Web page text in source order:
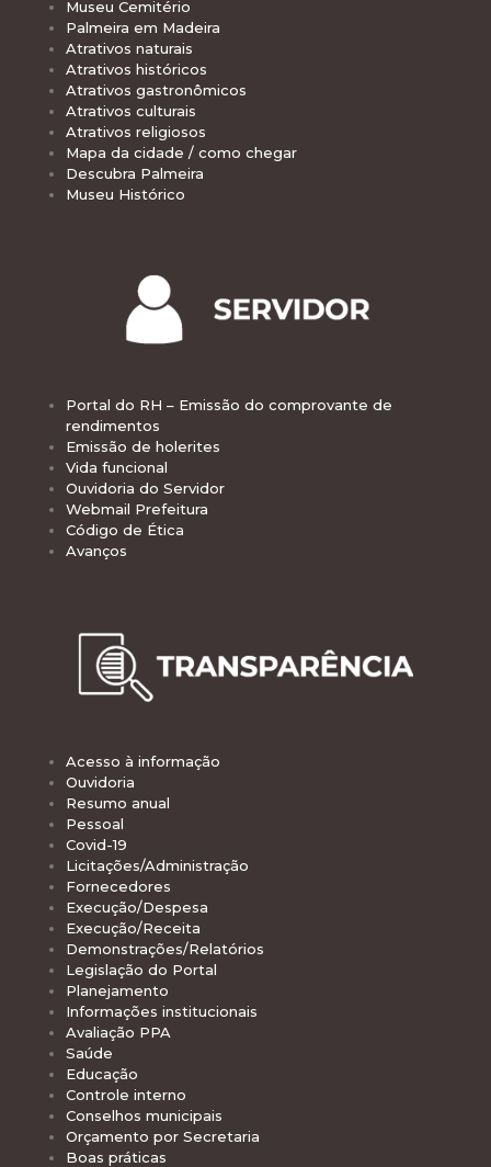
Museu Cemitério
Palmeira em Madeira
Atrativos naturais
Atrativos históricos
Atrativos gastronômicos
Atrativos culturais
Atrativos religiosos
Mapa da cidade / como chegar
Descubra Palmeira
Museu Histórico
Portal do RH – Emissão do comprovante de
rendimentos
Emissão de holerites
Vida funcional
Ouvidoria do Servidor
Webmail Prefeitura
Código de Ética
Avanços
Acesso à informação
Ouvidoria
Resumo anual
Pessoal
Covid-19
Licitações/Administração
Fornecedores
Execução/Despesa
Execução/Receita
Demonstrações/Relatórios
Legislação do Portal
Planejamento
Informações institucionais
Avaliação PPA
Saúde
Educação
Controle interno
Conselhos municipais
Orçamento por Secretaria
Boas práticas